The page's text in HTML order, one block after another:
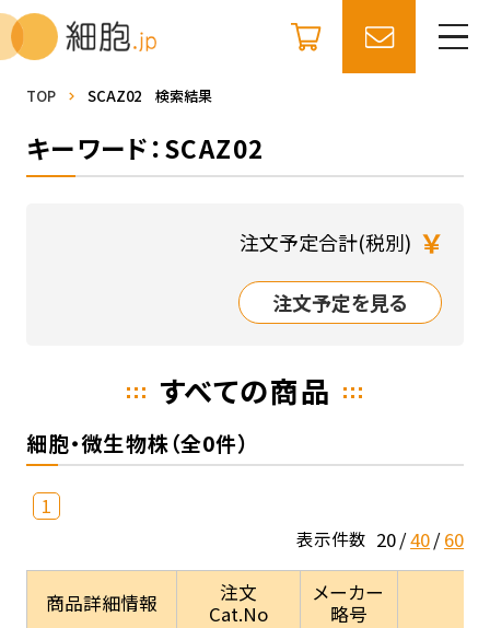
TOP SCAZ02 検索結果
キーワード：SCAZ02
注文予定合計(税別) ￥
注文予定を見る
すべての商品
細胞・微生物株（全0件）
1
表示件数 20 40 60
商品詳細情報
注文
Cat.No
メーカー
略号